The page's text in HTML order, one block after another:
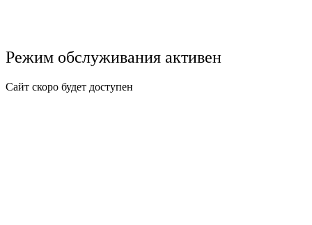
Режим обслуживания активен
Сайт скоро будет доступен